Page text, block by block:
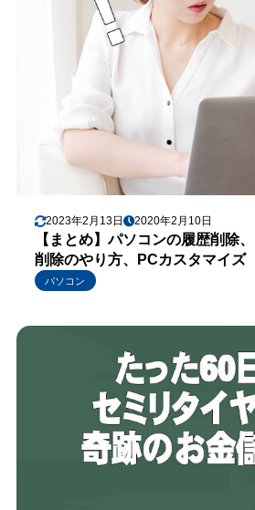
2023年2月13日 2020年2月10日
【まとめ】パソコンの履歴削除
削除のやり方、PCカスタマイズ
パソコン